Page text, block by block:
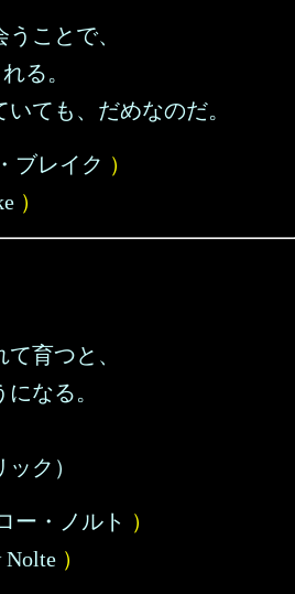
ことで、
る。
ても、だめなのだ。
ブレイク ）
）
育つと、
なる。
ク）
ー・ノルト ）
Nolte ）